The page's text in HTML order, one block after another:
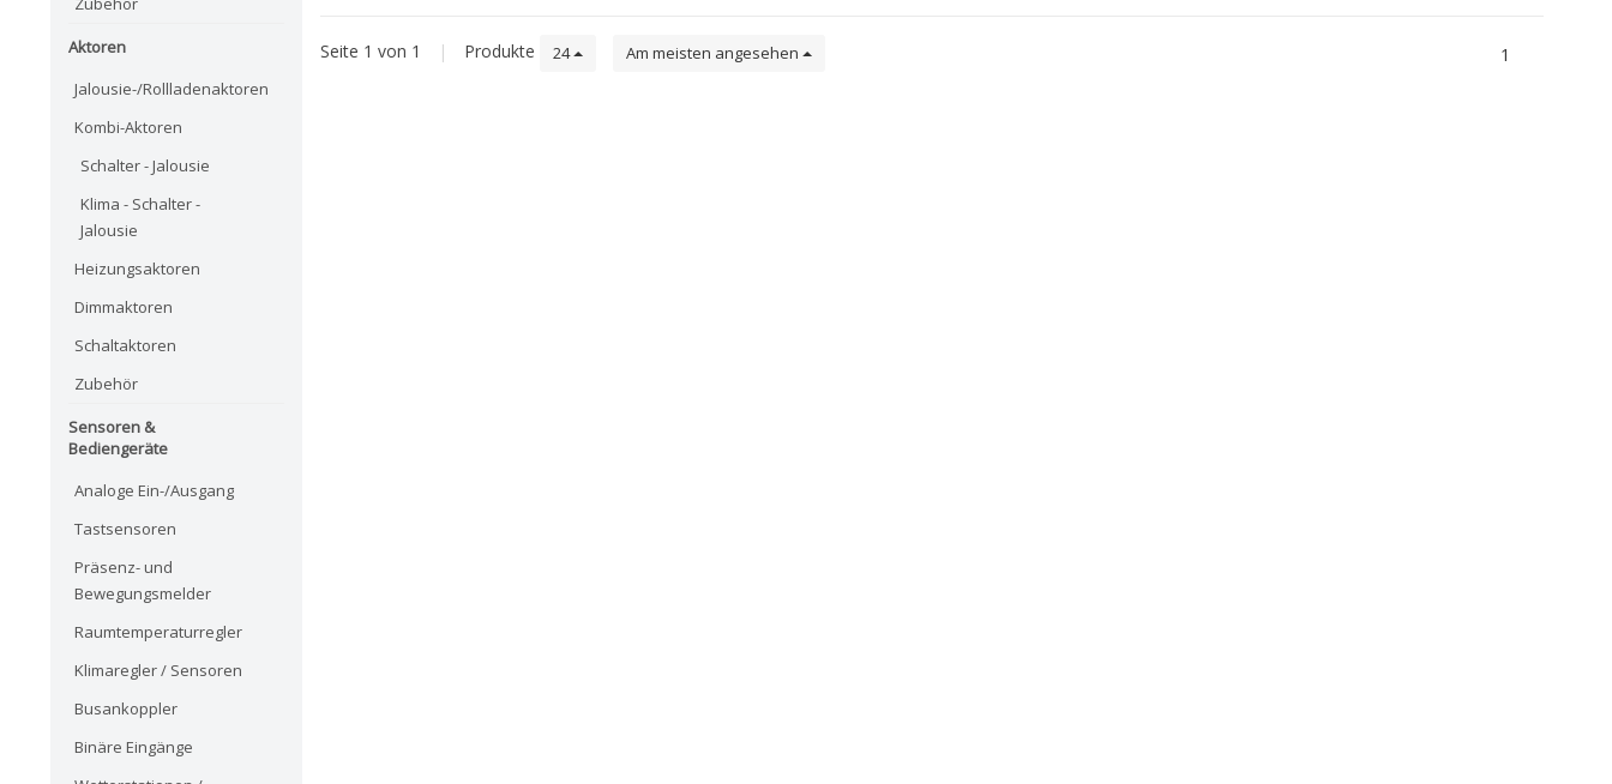
Aktoren
Jalousie-/Rollladenaktoren
Kombi-Aktoren
Schalter - Jalousie
Klima - Schalter -
Jalousie
Heizungsaktoren
Dimmaktoren
Schaltaktoren
Zubehör
Sensoren &
Bediengeräte
Analoge Ein-/Ausgang
Tastsensoren
Präsenz- und
Bewegungsmelder
Raumtemperaturregler
Klimaregler / Sensoren
Busankoppler
Binäre Eingänge
Seite 1 von 1 | Produkte 24 Am meisten angesehen 1